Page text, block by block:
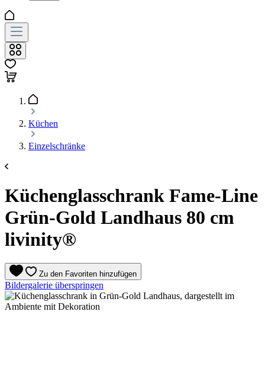
Küchen
Einzelschränke
Küchenglasschrank Fame-Line
Grün-Gold Landhaus 80 cm
livinity®
Zu den Favoriten hinzufügen
Bildergalerie überspringen